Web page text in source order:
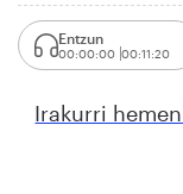
Entzun
00:00:00 00:11:20
Irakurri